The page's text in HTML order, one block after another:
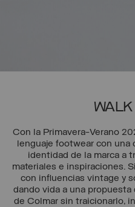
Con la Primavera-Verano
lenguaje footwear con
identidad de la marca a
materiales e inspiraciones.
con influencias vintage y
dando vida a una
de Colmar sin traicionarlo,